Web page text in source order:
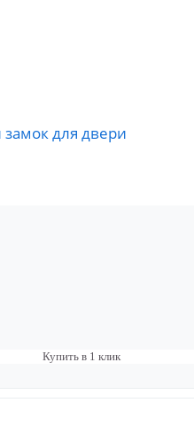
замок для двери
Купить в 1 клик